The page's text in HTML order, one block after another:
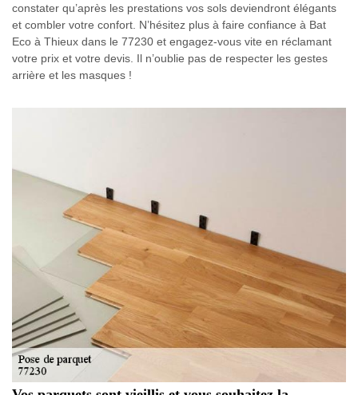
constater qu’après les prestations vos sols deviendront élégants
et combler votre confort. N’hésitez plus à faire confiance à Bat
Eco à Thieux dans le 77230 et engagez-vous vite en réclamant
votre prix et votre devis. Il n’oublie pas de respecter les gestes
arrière et les masques !